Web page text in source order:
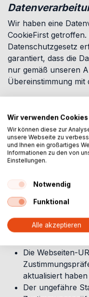
Wir haben eine
CookieFirst getroffen.
Datenschutzgesetz
garantiert, dass die
nur gemäß unseren
Übereinstimmung mit
Unsere Webseite und
speichern
Server-Logdateien,
uns sendet. Folgende
Zustimmung
Informationen
Informationen
Datum und
Die Webseiten-
aktualisiert haben
Der ungefähre
Wir verwenden Cookies
Wir können diese zur
unsere Webseite zu
und Ihnen ein großartiges
Informationen zu den von
Einstellungen.
Notwendig
Funktional
Alle akzeptieren